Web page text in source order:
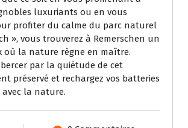
luxuriants ou en vous
profiter du calme du parc naturel
», vous trouverez à Remerschen un
où la nature règne en maître.
bercer par la quiétude de cet
préservé et rechargez vos batteries
la nature.